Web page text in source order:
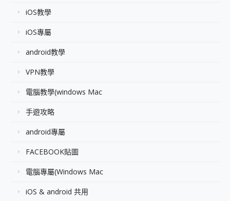
iOS教學
iOS專屬
android教學
VPN教學
電腦教學(windows Mac
手遊攻略
android專屬
FACEBOOK貼圖
電腦專屬(Windows Mac
iOS & android 共用